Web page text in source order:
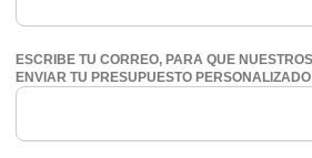
ESCRIBE TU CORREO, PARA QUE
ENVIAR TU PRESUPUESTO